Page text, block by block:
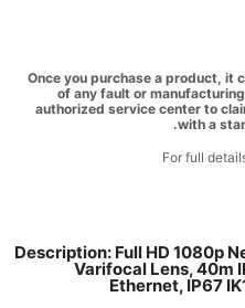
Once you purchase a product, it
of any fault or
authorized service center to
with a
For full
Description: Full HD 1080p
Varifocal Lens, 40m
Ethernet, IP67